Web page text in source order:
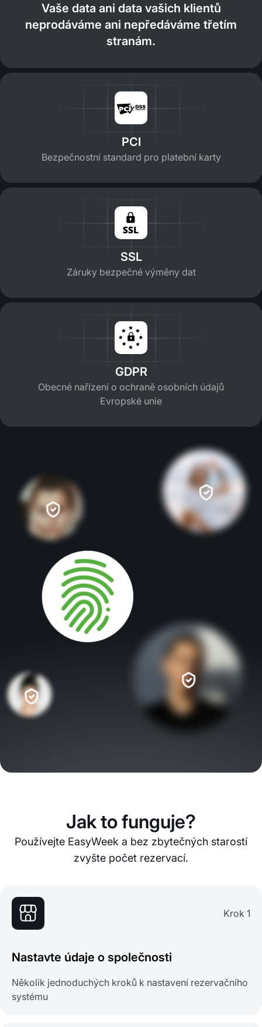
Vaše data ani data vašich klientů
neprodáváme ani nepředáváme třetím
stranám.
PCI
Bezpečnostní standard pro platební karty
SSL
Záruky bezpečné výměny dat
GDPR
Obecné nařízení o ochraně osobních údajů
Evropské unie
Jak to funguje?
Používejte EasyWeek a bez zbytečných starostí
zvyšte počet rezervací.
Krok 1
Nastavte údaje o společnosti
Několik jednoduchých kroků k nastavení rezervačního
systému